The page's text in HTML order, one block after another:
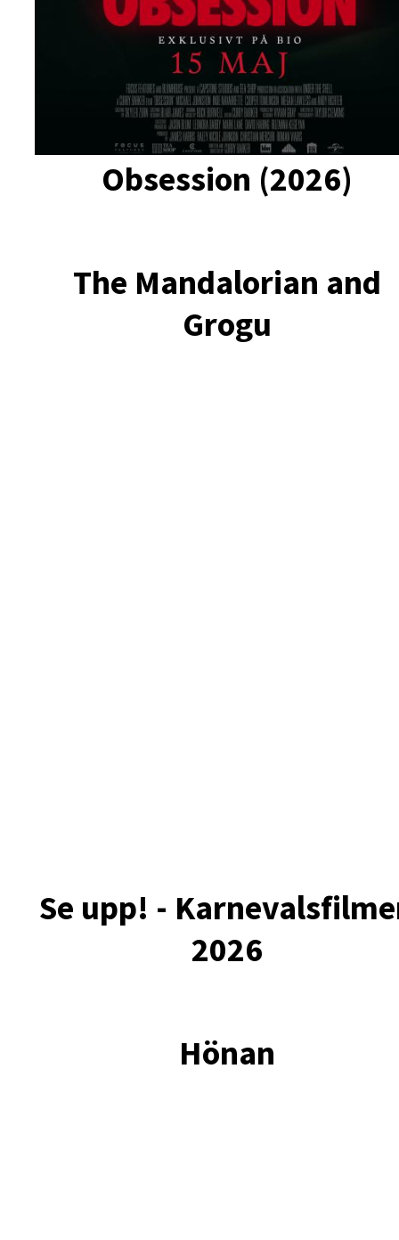
Obsession (2026)
The Mandalorian and
Grogu
Se upp! -
2026
Hönan